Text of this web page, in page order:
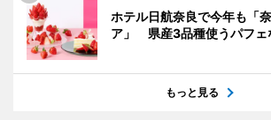
ホテル日航奈良で今年も「
ア」 県産3品種使うパフェ
もっと見る